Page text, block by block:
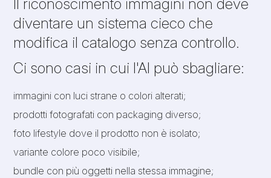
diventare un sistema cieco che
modifica il catalogo senza controllo.
Ci sono casi in cui l'AI può sbagliare:
immagini con luci strane o colori alterati;
prodotti fotografati con packaging diverso;
foto lifestyle dove il prodotto non è isolato;
variante colore poco visibile;
bundle con più oggetti nella stessa immagine;